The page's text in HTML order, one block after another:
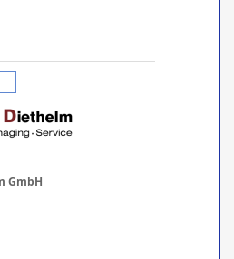
GmbH